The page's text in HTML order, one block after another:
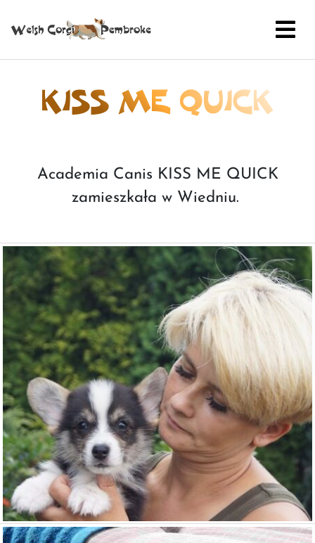
KISS ME QUICK
Academia Canis KISS ME QUICK
zamieszkała w Wiedniu.